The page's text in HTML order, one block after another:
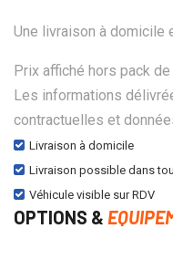
Une livraison à domicile
Prix affiché hors pack
Les informations
contractuelles et
Livraison à domicile
Livraison possible dans
Véhicule visible sur RDV
OPTIONS &